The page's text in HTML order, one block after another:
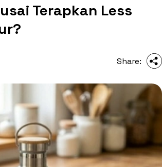
Terapkan Less
Share: